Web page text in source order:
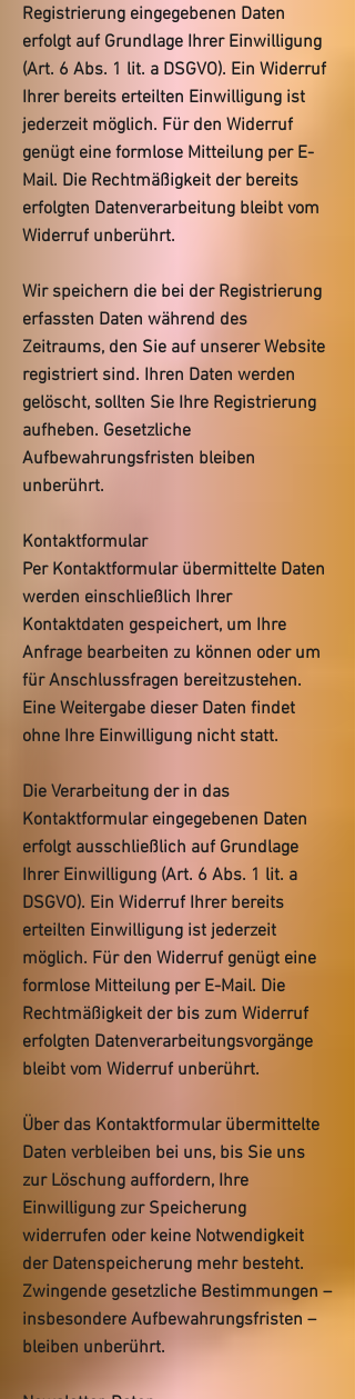
Registrierung eingegebenen Daten
erfolgt auf Grundlage Ihrer Einwilligung
(Art. 6 Abs. 1 lit. a DSGVO). Ein Widerruf
Ihrer bereits erteilten Einwilligung ist
jederzeit möglich. Für den Widerruf
genügt eine formlose Mitteilung per E-
Mail. Die Rechtmäßigkeit der bereits
erfolgten Datenverarbeitung bleibt vom
Widerruf unberührt.
Wir speichern die bei der Registrierung
erfassten Daten während des
Zeitraums, den Sie auf unserer Website
registriert sind. Ihren Daten werden
gelöscht, sollten Sie Ihre Registrierung
aufheben. Gesetzliche
Aufbewahrungsfristen bleiben
unberührt.
Kontaktformular
Per Kontaktformular übermittelte Daten
werden einschließlich Ihrer
Kontaktdaten gespeichert, um Ihre
Anfrage bearbeiten zu können oder um
für Anschlussfragen bereitzustehen.
Eine Weitergabe dieser Daten findet
ohne Ihre Einwilligung nicht statt.
Die Verarbeitung der in das
Kontaktformular eingegebenen Daten
erfolgt ausschließlich auf Grundlage
Ihrer Einwilligung (Art. 6 Abs. 1 lit. a
DSGVO). Ein Widerruf Ihrer bereits
erteilten Einwilligung ist jederzeit
möglich. Für den Widerruf genügt eine
formlose Mitteilung per E-Mail. Die
Rechtmäßigkeit der bis zum Widerruf
erfolgten Datenverarbeitungsvorgänge
bleibt vom Widerruf unberührt.
Über das Kontaktformular übermittelte
Daten verbleiben bei uns, bis Sie uns
zur Löschung auffordern, Ihre
Einwilligung zur Speicherung
widerrufen oder keine Notwendigkeit
der Datenspeicherung mehr besteht.
Zwingende gesetzliche Bestimmungen –
insbesondere Aufbewahrungsfristen –
bleiben unberührt.